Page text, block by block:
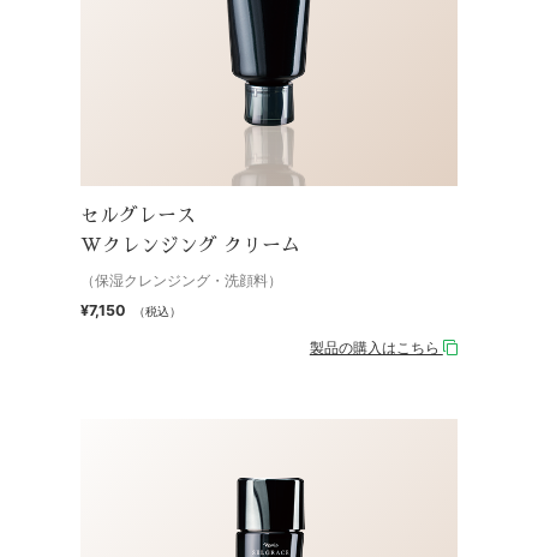
セルグレース
Wクレンジング クリーム
（保湿クレンジング・洗顔料）
¥7,150
（税込）
製品の購入はこちら